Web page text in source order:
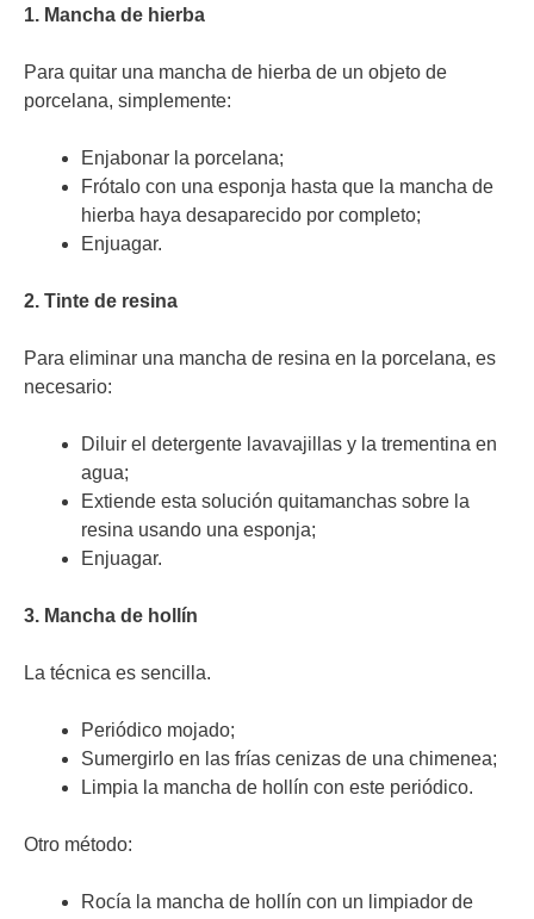
1. Mancha de hierba
Para quitar una mancha de hierba de un objeto de
porcelana, simplemente:
Enjabonar la porcelana;
Frótalo con una esponja hasta que la mancha de
hierba haya desaparecido por completo;
Enjuagar.
2. Tinte de resina
Para eliminar una mancha de resina en la porcelana, es
necesario:
Diluir el detergente lavavajillas y la trementina en
agua;
Extiende esta solución quitamanchas sobre la
resina usando una esponja;
Enjuagar.
3. Mancha de hollín
La técnica es sencilla.
Periódico mojado;
Sumergirlo en las frías cenizas de una chimenea;
Limpia la mancha de hollín con este periódico.
Otro método:
Rocía la mancha de hollín con un limpiador de